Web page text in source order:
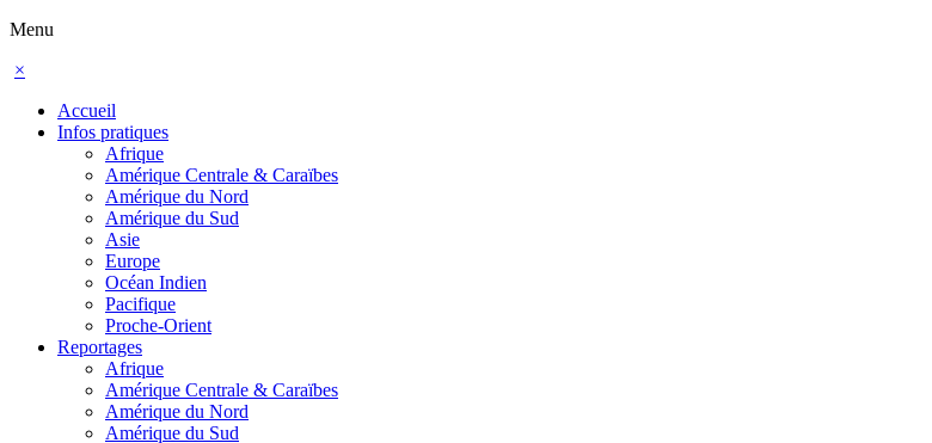
Menu
×
Accueil
Infos pratiques
Afrique
Amérique Centrale & Caraïbes
Amérique du Nord
Amérique du Sud
Asie
Europe
Océan Indien
Pacifique
Proche-Orient
Reportages
Afrique
Amérique Centrale & Caraïbes
Amérique du Nord
Amérique du Sud